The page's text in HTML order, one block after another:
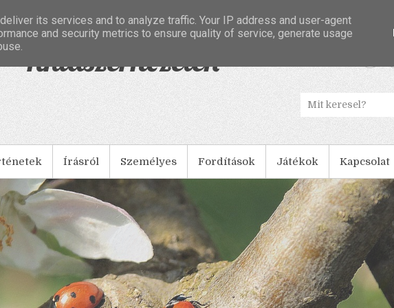
Tintaszerkezetek
Írásról Személyes Fordítások Játékok Kapcsolat
its services and to analyze traffic. Your IP address and user-agent
and security metrics to ensure quality of service, generate usage